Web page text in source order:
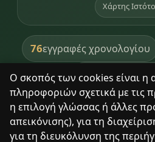
Ο σκοπός των cookies είναι η
πληροφοριών σχετικά με τις
η επιλογή γλώσσας ή άλλες
απεικόνισης), για τη
για τη διευκόλυνση της
Χάρτης
76εγγραφές χρονολογίου
391βιβλία
8σημεία